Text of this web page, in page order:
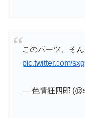
このパーツ、そ
pic.twitter.com/
— 色情狂四郎